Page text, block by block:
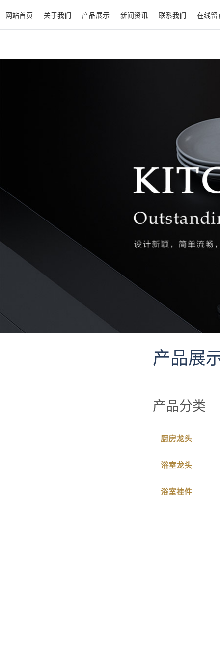
网站首页 关于我们 产品展示 新闻资讯 联系我们 在线留
产品展
产品分类
厨房龙头
浴室龙头
浴室挂件